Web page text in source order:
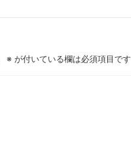
※ が付いている欄は必須項目です